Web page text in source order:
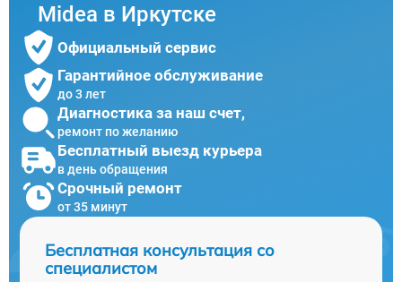
Midea в Иркутске
Официальный сервис
Гарантийное обслуживание
до 3 лет
Диагностика за наш счет,
ремонт по желанию
Бесплатный выезд курьера
в день обращения
Срочный ремонт
от 35 минут
Бесплатная консультация со
специалистом